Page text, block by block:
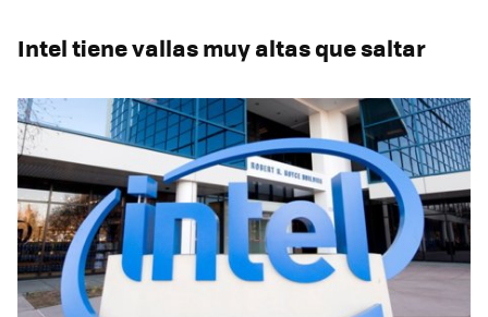
Intel tiene vallas muy altas que saltar